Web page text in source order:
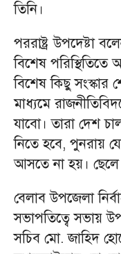
তিনি।
পররাষ্ট্র উপদেষ্টা
বিশেষ পরিস্থিতিতে
বিশেষ কিছু সংস্কার
মাধ্যমে
যাবো। তারা দেশ
নিতে হবে, পুনরায়
আসতে না হয়। ছেলে
বেলাব উপজেলা
সভাপতিত্বে সভায়
সচিব মো. জাহিদ